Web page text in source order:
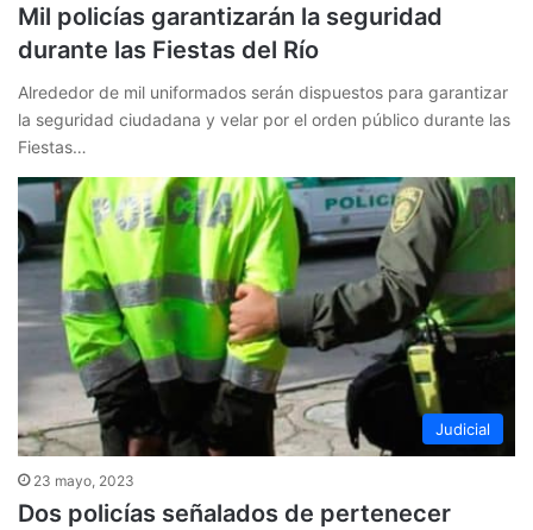
Mil policías garantizarán la seguridad
durante las Fiestas del Río
Alrededor de mil uniformados serán dispuestos para garantizar
la seguridad ciudadana y velar por el orden público durante las
Fiestas…
Judicial
23 mayo, 2023
Dos policías señalados de pertenecer